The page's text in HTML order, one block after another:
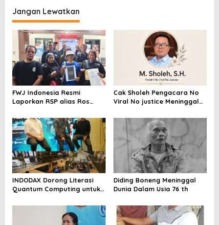
Jangan Lewatkan
FWJ Indonesia Resmi
Laporkan RSP alias Ros
Cak Sholeh Pengacara No
Viral No justice Meninggal
INDODAX Dorong Literasi
Quantum Computing untuk
Blockchain
Diding Boneng Meninggal
Dunia Dalam Usia 76 th